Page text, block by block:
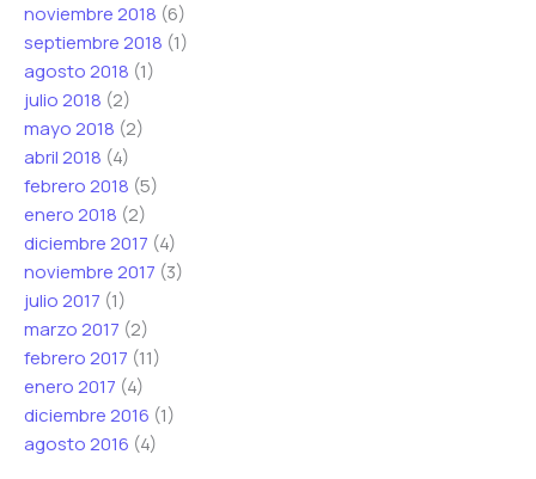
noviembre 2018 (6)
septiembre 2018 (1)
agosto 2018 (1)
julio 2018 (2)
mayo 2018 (2)
abril 2018 (4)
febrero 2018 (5)
enero 2018 (2)
diciembre 2017 (4)
noviembre 2017 (3)
julio 2017 (1)
marzo 2017 (2)
febrero 2017 (11)
enero 2017 (4)
diciembre 2016 (1)
agosto 2016 (4)